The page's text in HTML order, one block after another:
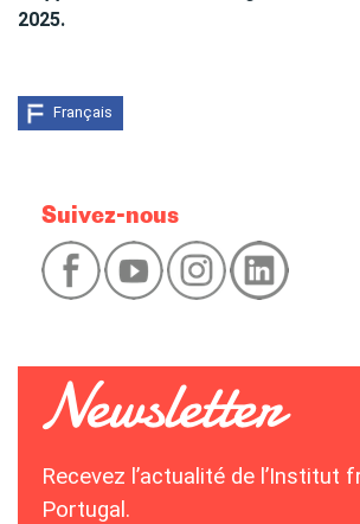
2025.
Français
Suivez-nous
Recevez l’actualité de l’Institut
Portugal.